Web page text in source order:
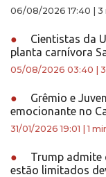
06/08/2026 17:40 3
●
Cientistas da
planta carnívora
05/08/2026 03:40
●
Grêmio e
emocionante no
31/01/2026 19:01 |1
●
Trump admite
estão limitados